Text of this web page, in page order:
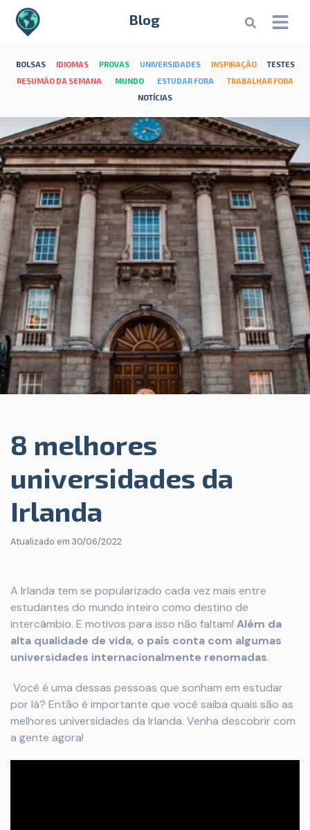
Blog
BOLSAS IDIOMAS PROVAS UNIVERSIDADES INSPIRAÇÃO
TESTES
RESUMÃO DA SEMANA
MUNDO ESTUDAR FORA
TRABALHAR FORA
NOTÍCIAS
8 melhores
universidades da
Irlanda
Atualizado em 30/06/2022
A Irlanda tem se popularizado cada vez mais entre
estudantes do mundo inteiro como destino de
intercâmbio. E motivos para isso não faltam! Além da
alta qualidade de vida, o país conta com algumas
universidades internacionalmente renomadas.
Você é uma dessas pessoas que sonham em estudar
por lá? Então é importante que você saiba quais são as
melhores universidades da Irlanda. Venha descobrir com
a gente agora!